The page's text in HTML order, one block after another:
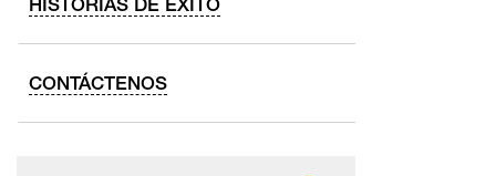
HISTORIAS DE ÉXITO
CONTÁCTENOS